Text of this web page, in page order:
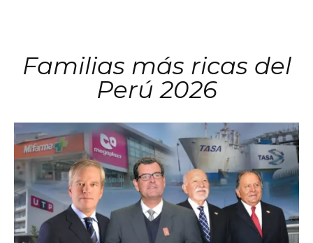
Familias más ricas del
Perú 2026